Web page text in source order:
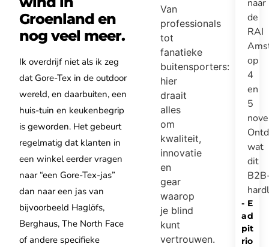
Groenland en
nog veel meer.
Ik overdrijf niet als ik zeg
dat Gore-Tex in de outdoor
wereld, en daarbuiten, een
huis-tuin en keukenbegrip
is geworden. Het gebeurt
regelmatig dat klanten in
een winkel eerder vragen
naar“een Gore-Tex-jas”
dan naar een jas van
bijvoorbeeld Haglöfs,
Berghaus, The North Face
of andere specifieke
Van
professionals
tot
fanatieke
buitensporters:
hier
draait
alles
om
kwaliteit,
innovatie
en
gear
waarop
je blind
kunt
vertrouwen.
naar
de
RAI
op
4
en
5
wat
dit
E
d
it
o
-
a
p
ri